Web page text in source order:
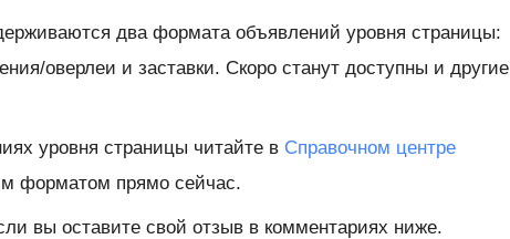
два формата объявлений уровня страницы:
оверлеи и заставки. Скоро станут доступны и другие
уровня страницы читайте в Справочном центре
форматом прямо сейчас.
вы оставите свой отзыв в комментариях ниже.